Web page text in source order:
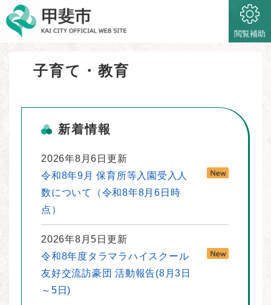
ー
メニューを飛ばして本文へ
閲覧補助
子育て・教育
新着情報
2026年8月6日更新
令和8年9月 保育所等入園受入人
数について（令和8年8月6日時
点）
2026年8月5日更新
令和8年度タラマラハイスクール
友好交流訪豪団 活動報告(8月3日
～5日)